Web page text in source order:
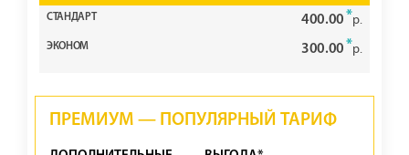
400.00*р.
300.00*р.
ПРЕМИУМ — ПОПУЛЯРНЫЙ ТАРИФ